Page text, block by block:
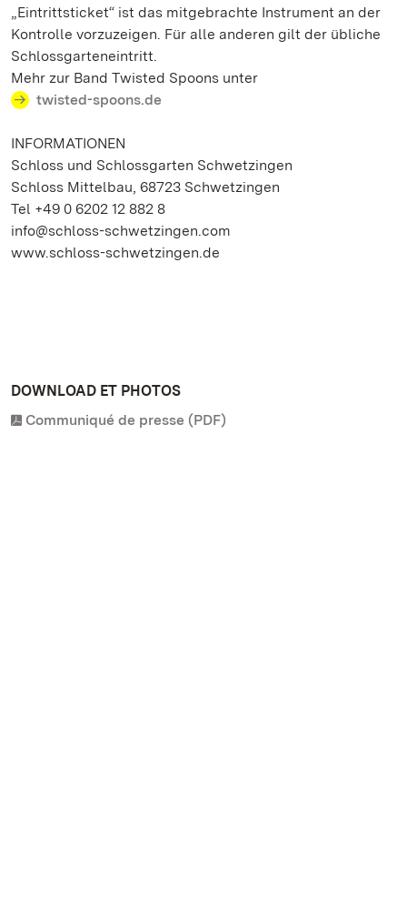
„Eintrittsticket“ ist das mitgebrachte Instrument an der
Kontrolle vorzuzeigen. Für alle anderen gilt der übliche
Schlossgarteneintritt.
Mehr zur Band Twisted Spoons unter
twisted-spoons.de
INFORMATIONEN
Schloss und Schlossgarten Schwetzingen
Schloss Mittelbau, 68723 Schwetzingen
Tel +49 0 6202 12 882 8
info@schloss-schwetzingen.com
www.schloss-schwetzingen.de
DOWNLOAD ET PHOTOS
Communiqué de presse (PDF)